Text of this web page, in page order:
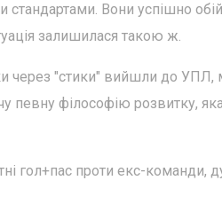
стандартами. Вони успішно
залишилася такою ж.
через "стики" вийшли до
певну філософію розвитку,
гол+пас проти екс-команди,